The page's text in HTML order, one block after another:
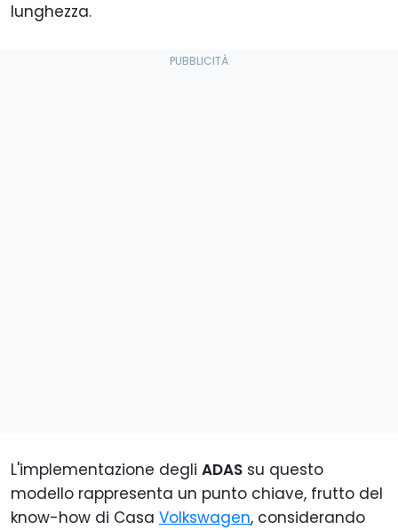
lunghezza.
L'implementazione degli ADAS su questo
modello rappresenta un punto chiave, frutto del
know-how di Casa Volkswagen, considerando